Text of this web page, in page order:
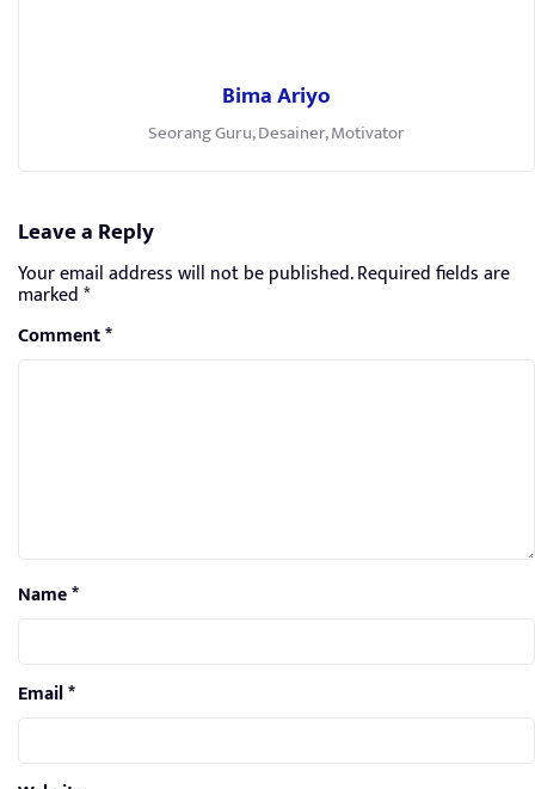
Bima Ariyo
Seorang Guru, Desainer, Motivator
Leave a Reply
Your email address will not be published.Required fields are
marked*
Comment*
Name*
Email*